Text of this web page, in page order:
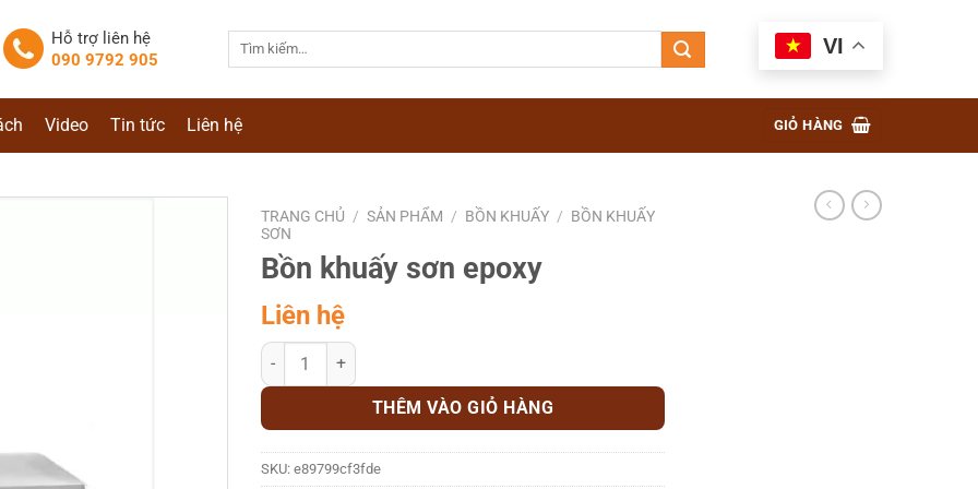
Hỗ trợ liên hệ
090 9792 905
VI
Video Tin tức Liên hệ GIỎ HÀNG
TRANG CHỦ / SẢN PHẨM / BỒN KHUẤY / BỒN KHUẤY
SƠN
Bồn khuấy sơn epoxy
Liên hệ
Bồn khuấy sơn epoxy số lượng
THÊM VÀO GIỎ HÀNG
SKU: e89799cf3fde